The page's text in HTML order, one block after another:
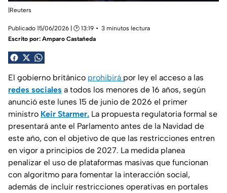
|Reuters
Publicado 15/06/2026 | 🕑 13:19
3 minutos lectura
Escrito por: Amparo Castañeda
El gobierno británico prohibirá por ley el acceso a las
redes sociales a todos los menores de 16 años, según
anunció este lunes 15 de junio de 2026 el primer
ministro Keir Starmer. La propuesta regulatoria formal se
presentará ante el Parlamento antes de la Navidad de
este año, con el objetivo de que las restricciones entren
en vigor a principios de 2027. La medida planea
penalizar el uso de plataformas masivas que funcionan
con algoritmo para fomentar la interacción social,
además de incluir restricciones operativas en portales